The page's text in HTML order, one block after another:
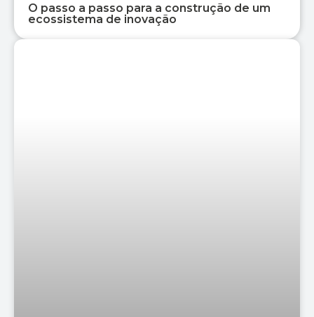
O passo a passo para a construção de um
ecossistema de inovação